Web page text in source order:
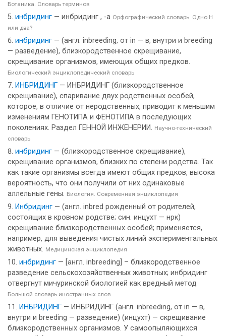
Ботаника. Словарь терминов
инбридинг — инбридинг , -а Орфографический словарь. Одно Н
или два?
инбридинг — (англ. inbreeding, от in — в, внутри и breeding
— разведение), близкородственное скрещивание,
скрещивание организмов, имеющих общих предков.
Биологический энциклопедический словарь
ИНБРИДИНГ — ИНБРИДИНГ (близкородственное
скрещивание), спаривание двух родственных особей,
которое, в отличие от неродственных, приводит к меньшим
изменениям ГЕНОТИПА и ФЕНОТИПА в последующих
поколениях. Раздел ГЕННОЙ ИНЖЕНЕРИИ. Научно-технический
словарь
инбридинг — (близкородственное скрещивание),
скрещивание организмов, близких по степени родства. Так
как такие организмы всегда имеют общих предков, высока
вероятность, что они получили от них одинаковые
аллельные гены. Биология. Современная энциклопедия
Инбридинг — (англ. inbred рожденный от родителей,
состоящих в кровном родстве; син. инцухт — нрк)
скрещивание близкородственных особей; применяется,
например, для выведения чистых линий экспериментальных
животных. Медицинская энциклопедия
инбридинг — [англ. inbreeding] – близкородственное
разведение сельскохозяйственных животных; инбридинг
отвергнут мичуринской биологией как вредный метод
Большой словарь иностранных слов
ИНБРИДИНГ — ИНБРИДИНГ (англ. inbreeding, от in — в,
внутри и breeding — разведение) (инцухт) — скрещивание
близкородственных организмов. У самоопыляющихся